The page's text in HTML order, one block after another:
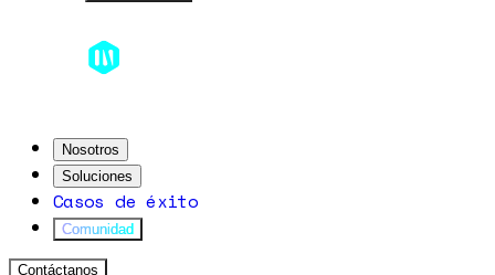
Nosotros
Soluciones
Casos de éxito
Comunidad
Contáctanos